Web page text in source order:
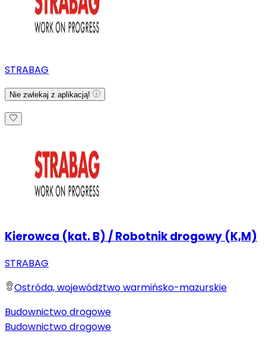
STRABAG
Nie zwlekaj z aplikacją!
Kierowca (kat. B) / Robotnik drogowy (K,M)
STRABAG
Ostróda, województwo warmińsko-mazurskie
Budownictwo drogowe
Budownictwo drogowe